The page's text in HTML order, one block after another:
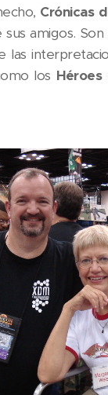
Crónicas
amigos. Son
los Héroes